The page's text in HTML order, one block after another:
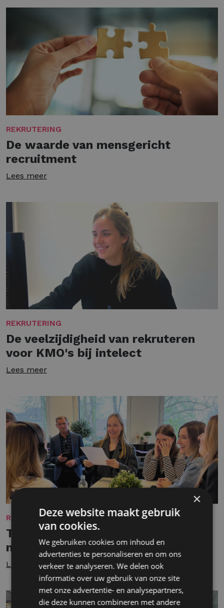
REKRUTERING
De waarde van mensgericht
recruitment
Lees meer
REKRUTERING
De veelzijdigheid van rekruteren
voor KMO's bij intelect
Lees meer
REKRUTERING
Terugblikken op mijn eerste 9
maanden als Junior Recruiter
Lees meer
×
Deze website maakt gebruik
van cookies.
We gebruiken cookies om inhoud en
advertenties te personaliseren en om ons
verkeer te analyseren. We delen ook
informatie over uw gebruik van onze site
met onze advertentie- en analysepartners,
die deze kunnen combineren met andere